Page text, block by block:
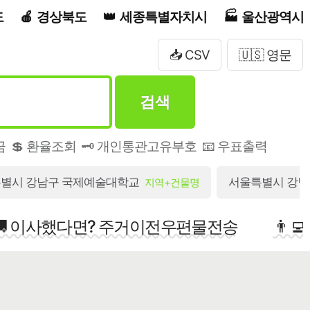
경상북도 세종특별자치시 울산광역시
📥 CSV 🇺🇸 영문
검색
💲 환율조회 🗝️ 개인통관고유부호 📧 우표출력
시 강남구 국제예술대학교 지역+건물명 서울특별시 강
이사했다면? 주거이전우편물전송